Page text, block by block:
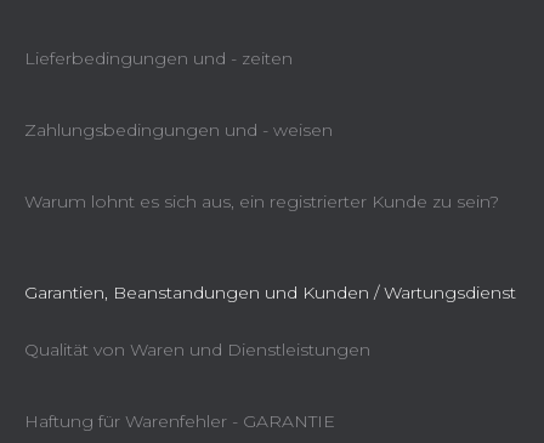
Lieferbedingungen und - zeiten
Zahlungsbedingungen und - weisen
Warum lohnt es sich aus, ein registrierter Kunde zu sein?
Garantien, Beanstandungen und Kunden / Wartungsdienst
Qualität von Waren und Dienstleistungen
Haftung für Warenfehler - GARANTIE